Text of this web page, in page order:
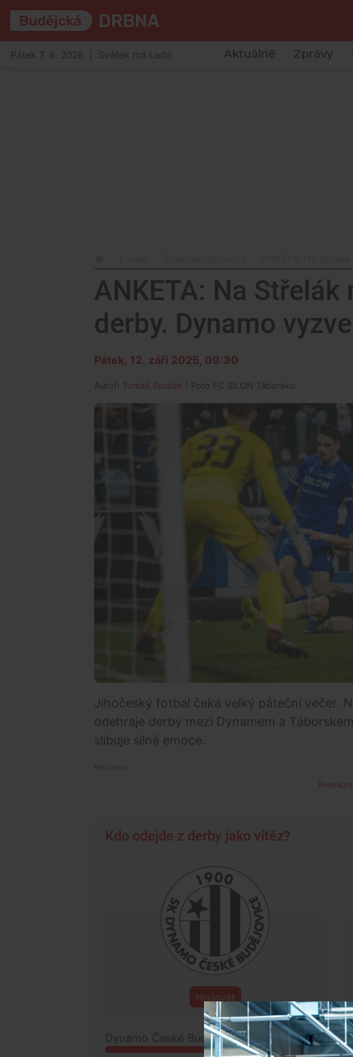
Pátek 7. 8. 2026 | Svátek má Lada Aktuálně Zprávy
ANKETA: Na
derby. Dynamo
Pátek, 12. září 2025, 09:30
Autoři Tomáš Souček | Foto FC SILON Táborsko
Jihočeský fotbal čeká velký páteční večer.
odehraje derby mezi Dynamem a
slibuje silné emoce.
Premium
Kdo odejde z derby jako vítěz?
Hlasovat
Dynamo České Budějovice